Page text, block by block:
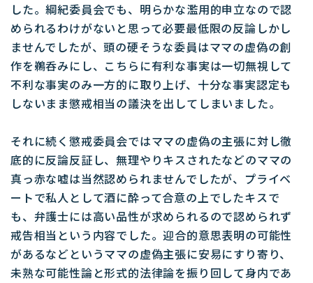
した。綱紀委員会でも、明らかな濫用的申立なので認
められるわけがないと思って必要最低限の反論しかし
ませんでしたが、頭の硬そうな委員はママの虚偽の創
作を鵜呑みにし、こちらに有利な事実は一切無視して
不利な事実のみ一方的に取り上げ、十分な事実認定も
しないまま懲戒相当の議決を出してしまいました。
それに続く懲戒委員会ではママの虚偽の主張に対し徹
底的に反論反証し、無理やりキスされたなどのママの
真っ赤な嘘は当然認められませんでしたが、プライベ
ートで私人として酒に酔って合意の上でしたキスで
も、弁護士には高い品性が求められるので認められず
戒告相当という内容でした。迎合的意思表明の可能性
があるなどというママの虚偽主張に安易にすり寄り、
未熟な可能性論と形式的法律論を振り回して身内であ